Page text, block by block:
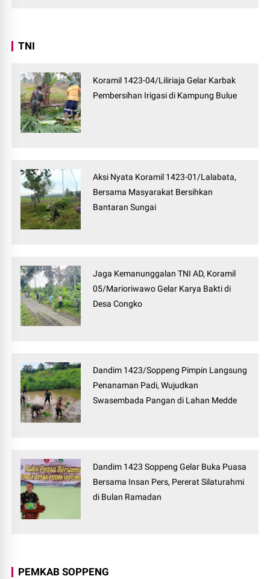
TNI
Koramil 1423-04/Liliriaja Gelar Karbak
Pembersihan Irigasi di Kampung Bulue
Aksi Nyata Koramil 1423-01/Lalabata,
Bersama Masyarakat Bersihkan
Bantaran Sungai
Jaga Kemanunggalan TNI AD, Koramil
05/Marioriwawo Gelar Karya Bakti di
Desa Congko
Dandim 1423/Soppeng Pimpin Langsung
Penanaman Padi, Wujudkan
Swasembada Pangan di Lahan Medde
Dandim 1423 Soppeng Gelar Buka Puasa
Bersama Insan Pers, Pererat Silaturahmi
di Bulan Ramadan
PEMKAB SOPPENG